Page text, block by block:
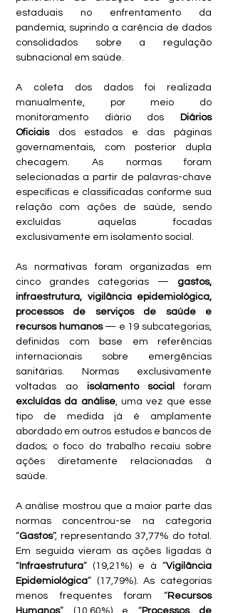
estaduais no enfrentamento da
pandemia, suprindo a carência de dados
consolidados sobre a regulação
subnacional em saúde.
A coleta dos dados foi realizada
manualmente, por meio do
monitoramento diário dos Diários
Oficiais dos estados e das páginas
governamentais, com posterior dupla
checagem. As normas foram
selecionadas a partir de palavras-chave
específicas e classificadas conforme sua
relação com ações de saúde, sendo
excluídas aquelas focadas
exclusivamente em isolamento social.
As normativas foram organizadas em
cinco grandes categorias — gastos,
infraestrutura, vigilância epidemiológica,
processos de serviços de saúde e
recursos humanos — e 19 subcategorias,
definidas com base em referências
internacionais sobre emergências
sanitárias. Normas exclusivamente
voltadas ao isolamento social
excluídas da análise, uma vez que esse
tipo de medida já é amplamente
abordado em outros estudos e bancos de
dados; o foco do trabalho recaiu sobre
ações diretamente relacionadas à
saúde.
A análise mostrou que a maior parte das
normas concentrou-se na categoria
“Gastos”, representando 37,77% do total.
Em seguida vieram as ações ligadas à
“Infraestrutura” (19,21%) e à “Vigilância
Epidemiológica” (17,79%). As categorias
menos frequentes foram “Recursos
Humanos” (10,60%) e “Processos de